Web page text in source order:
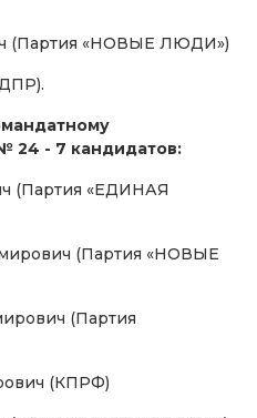
(Партия «НОВЫЕ ЛЮДИ»)
24 - 7 кандидатов:
(Партия «ЕДИНАЯ
(Партия «НОВЫЕ
(Партия
(КПРФ)